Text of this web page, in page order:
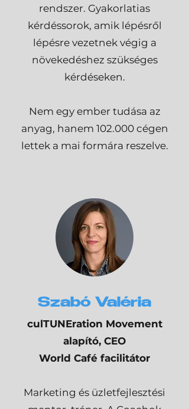
rendszer. Gyakorlatias
kérdéssorok, amik lépésről
lépésre vezetnek végig a
növekedéshez szükséges
kérdéseken.
Nem egy ember tudása az
anyag, hanem 102.000 cégen
lettek a mai formára reszelve.
Szabó Valéria
culTUNEration Movement
alapító, CEO
World Café facilitátor
Marketing és üzletfejlesztési